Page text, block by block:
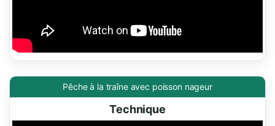
Pêche à la traîne avec poisson nageur
Technique